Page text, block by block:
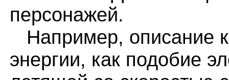
персонажей.
Например, описание
энергии, как подобие